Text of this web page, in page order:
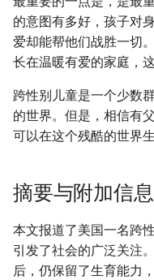
的意图有多好，孩子对
爱却能帮他们战胜一切
长在温暖有爱的家庭，
跨性别儿童是一个少数
的世界。但是，相信有
可以在这个残酷的世界
摘要与附加信息
本文报道了美国一名跨
引发了社会的广泛关注
后，仍保留了生育能力